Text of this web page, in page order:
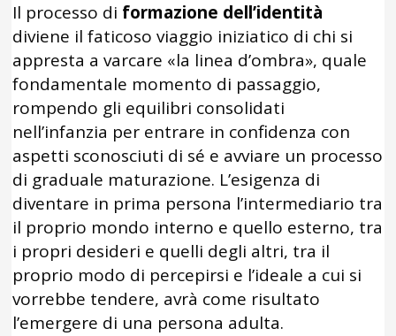
Il processo di formazione dell’identità
diviene il faticoso viaggio iniziatico di chi si
appresta a varcare «la linea d’ombra», quale
fondamentale momento di passaggio,
rompendo gli equilibri consolidati
nell’infanzia per entrare in confidenza con
aspetti sconosciuti di sé e avviare un processo
di graduale maturazione. L’esigenza di
diventare in prima persona l’intermediario tra
il proprio mondo interno e quello esterno, tra
i propri desideri e quelli degli altri, tra il
proprio modo di percepirsi e l’ideale a cui si
vorrebbe tendere, avrà come risultato
l’emergere di una persona adulta.